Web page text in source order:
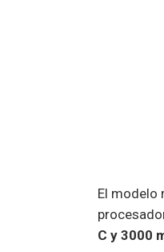
El modelo
C y 3000